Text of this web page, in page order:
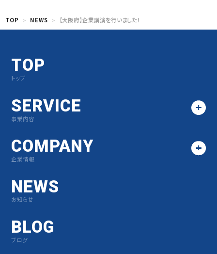
TOP NEWS 【大阪府】企業講演を行いました！
TOP
トップ
SERVICE
事業内容
COMPANY
企業情報
NEWS
お知らせ
BLOG
ブログ